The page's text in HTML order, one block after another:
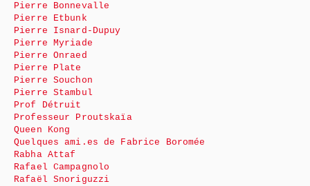
Pierre Bonnevalle
Pierre Etbunk
Pierre Isnard-Dupuy
Pierre Myriade
Pierre Onraed
Pierre Plate
Pierre Souchon
Pierre Stambul
Prof Détruit
Professeur Proutskaïa
Queen Kong
Quelques ami.es de Fabrice Boromée
Rabha Attaf
Rafael Campagnolo
Rafaël Snoriguzzi